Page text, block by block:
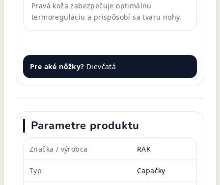
Pravá koža zabezpečuje optimálnu
termoreguláciu a prispôsobí sa tvaru nohy.
Pre aké nôžky? Dievčatá
Parametre produktu
Značka / výrobca RAK
Typ Capačky